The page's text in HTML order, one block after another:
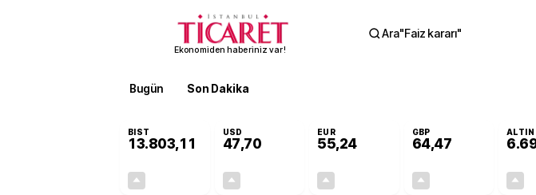
Ekonomiden haberiniz var!
Ara"Faiz kararı"
Bugün Son Dakika
BIST
13.803,11
USD
47,70
EUR
55,24
GBP
64,47
ALTIN